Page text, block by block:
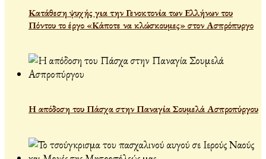
Κατάθεση ψυχής για την Γενοκτονία των Ελλήνων του
Πόντου το έργο «Κάποτε να κλώσκουμες» στον Ασπρόπυργο
Η απόδοση του Πάσχα στην Παναγία Σουμελά Ασπροπύργου